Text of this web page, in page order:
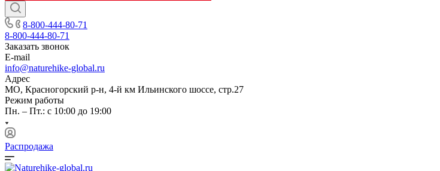
8-800-444-80-71
8-800-444-80-71
Заказать звонок
E-mail
info@naturehike-global.ru
Адрес
МО, Красногорский р-н, 4-й км Ильинского шоссе, стр.27
Режим работы
Пн. – Пт.: с 10:00 до 19:00
Распродажа